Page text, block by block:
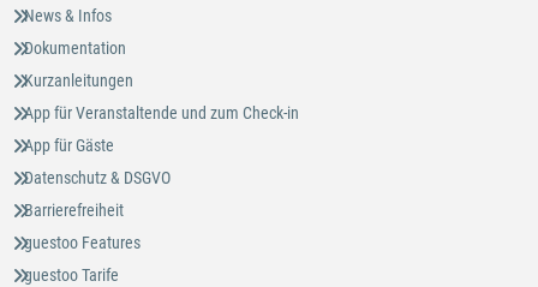
News & Infos
Dokumentation
Kurzanleitungen
App für Veranstaltende und zum Check-in
App für Gäste
Datenschutz & DSGVO
Barrierefreiheit
guestoo Features
guestoo Tarife